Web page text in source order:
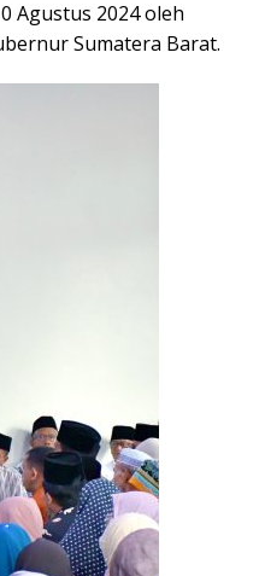
Agustus 2024 oleh
Sumatera Barat.